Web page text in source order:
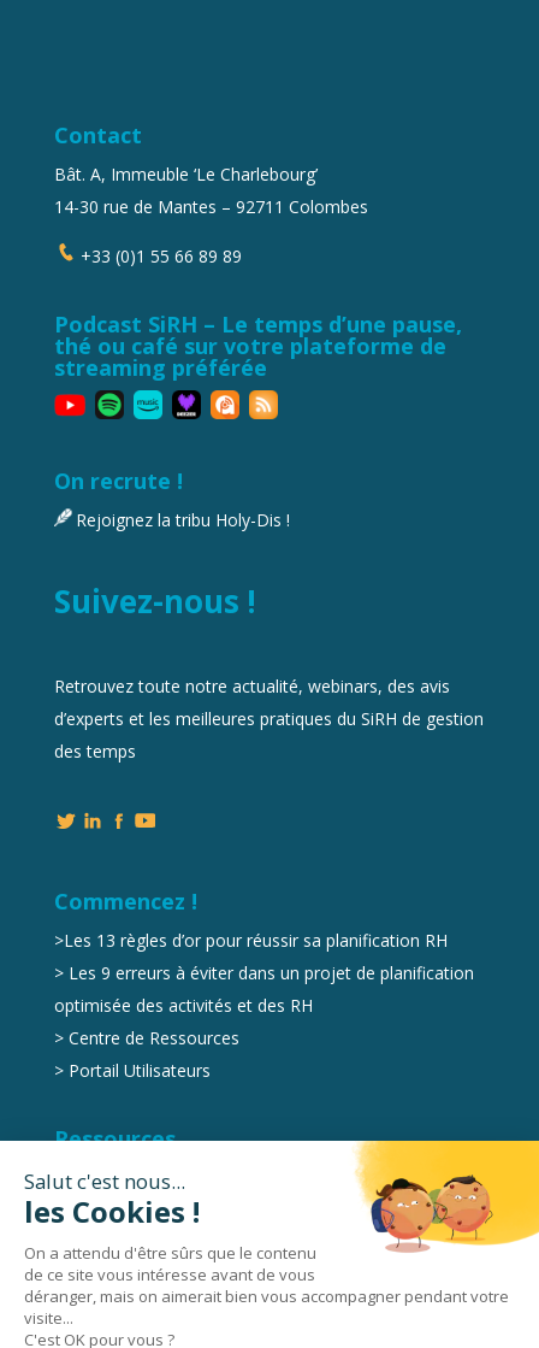
Contact
Bât. A, Immeuble ‘Le Charlebourg’
14-30 rue de Mantes – 92711 Colombes
+33 (0)1 55 66 89 89
Podcast SiRH – Le temps d’une pause,
thé ou café sur votre plateforme de
streaming préférée
On recrute !
Rejoignez la tribu Holy-Dis !
Suivez-nous !
Retrouvez toute notre actualité, webinars, des avis
d’experts et les meilleures pratiques du SiRH de gestion
des temps
Commencez !
>Les 13 règles d’or pour réussir sa planification RH
> Les 9 erreurs à éviter dans un projet de planification
optimisée des activités et des RH
> Centre de Ressources
> Portail Utilisateurs
Ressources
Marketplace
Videos
Livres Blancs
Podcasts